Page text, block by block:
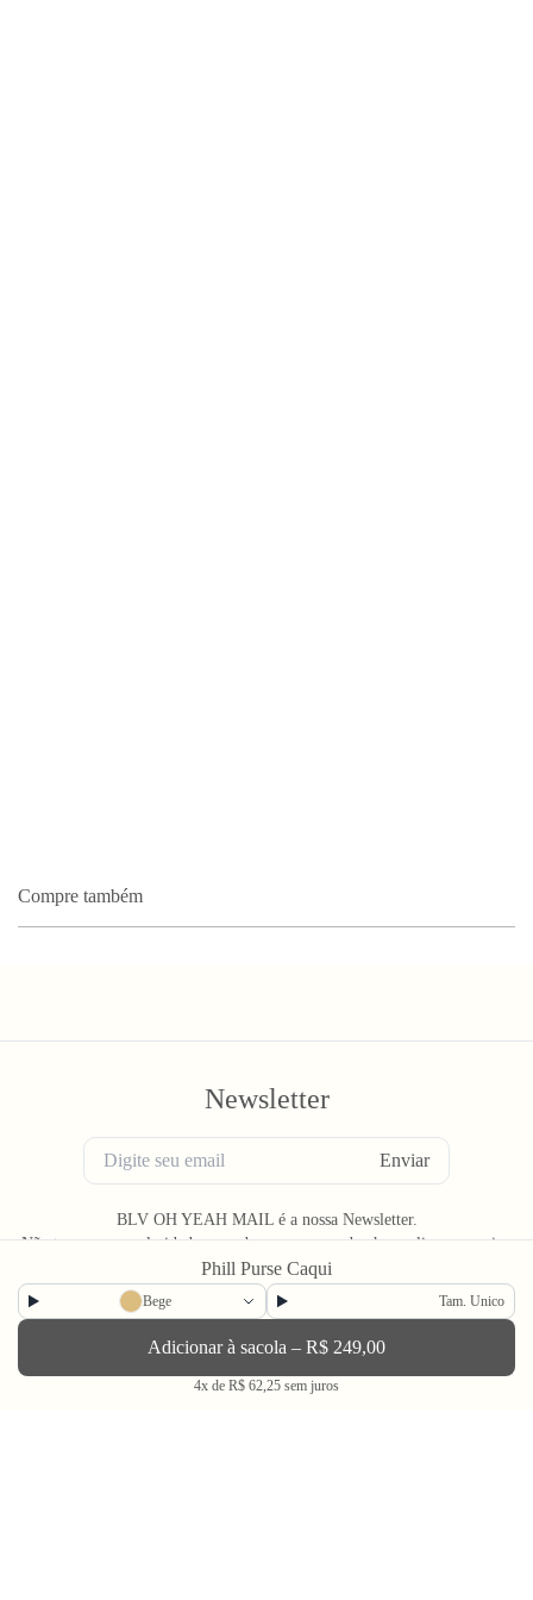
Phill Purse Caqui
Bege Tam. Unico
Adicionar à sacola – R$ 249,00
4x de R$ 62,25 sem juros
Compre também
Newsletter
Enviar
BLV OH YEAH MAIL é a nossa Newsletter.
Não tem uma regularidade, mas de vez em quando chega ali na sua caixa
de Spam tudo que ta rolando na Bolovo em primeira mão.